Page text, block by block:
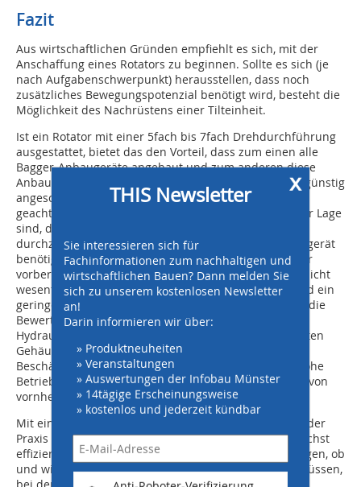
Fazit
Aus wirtschaftlichen Gründen empfiehlt es sich, mit der
Anschaffung eines Rotators zu beginnen. Sollte es sich (je
nach Aufgabenschwerpunkt) herausstellen, dass noch
zusätzliches Bewegungspotenzial benötigt wird, besteht die
Möglichkeit des Nachrüstens einer Tilteinheit.
Ist ein Rotator mit einer 5fach bis 7fach Drehdurchführung
ausgestattet, bietet das den Vorteil, dass zum einen alle
Bagger-Anbaugeräte angebaut und zum anderen diese
Anbaugeräte starr - also ohne eigenen Drehantrieb - günstig
angeschafft werden können. Es sollte jedoch darauf
geachtet werden, dass die Drehdurchführungen in der Lage
sind, die volle Hydraulikleistung an das Anbaugerät
durchzuleiten. Da zum Teil auch Strom für das Anbaugerät
benötigt wird, sollte die Drehdurchführung auch dafür
vorbereitet sein. Um die Losbrechkräfte des Baggers nicht
wesentlich zu schmälern ist eine geringe Bauhöhe und ein
geringes Eigengewicht ein wesentliches Kriterium für die
Bewertung eines Rotators. Gleichzeitig sollten der
Hydraulikmotor bzw. die Leitungen in einem gekapselten
Gehäuse integriert sein, damit der Antrieb vor
Beschädigung optimal geschützt ist und somit eine hohe
Betriebssicherheit gewährleistet ist. Dadurch werden von
vornherein teure Reparaturen vermieden.
Mit einem Rotator der neusten Generation können in der
Praxis über so gut wie alle Einsatzfälle flexibel und höchst
effizient bewerkstelligt werden. Da gilt es gut abzuwägen, ob
und wie oft Sonderaufgaben bewerkstelligt werden müssen,
x
THIS Newsletter
Sie interessieren sich für
Fachinformationen zum nachhaltigen und
wirtschaftlichen Bauen? Dann melden Sie
sich zu unserem kostenlosen Newsletter
an!
Darin informieren wir über:
» Produktneuheiten
» Veranstaltungen
» Auswertungen der Infobau Münster
» 14tägige Erscheinungsweise
» kostenlos und jederzeit kündbar